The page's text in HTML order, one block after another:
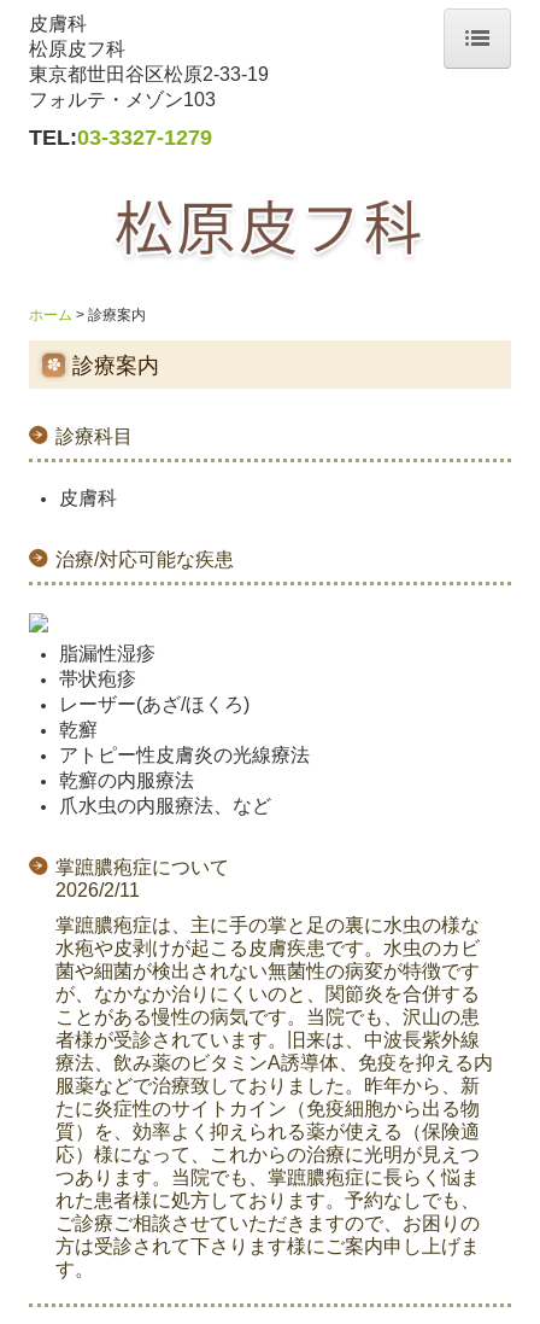
ホーム
医師紹介
交通案内
皮膚科
松原皮フ科
東京都世田谷区松原2-33-19
フォルテ・メゾン103
TEL:03-3327-1279
ホーム 診療案内
診療案内
診療科目
皮膚科
治療/対応可能な疾患
脂漏性湿疹
帯状疱疹
レーザー(あざ/ほくろ)
乾癬
アトピー性皮膚炎の光線療法
乾癬の内服療法
爪水虫の内服療法、など
掌蹠膿疱症について
2026/2/11
掌蹠膿疱症は、主に手の掌と足の裏に水虫の様な
水疱や皮剥けが起こる皮膚疾患です。 水虫のカビ
菌や細菌が検出されない無菌性の病変が特徴です
が、なかなか治りにくいのと、関節炎を合併する
ことがある慢性の病気です。 当院でも、沢山の患
者様が受診されています。旧来は、中波長紫外線
療法、飲み薬のビタミンA誘導体、免疫を抑える内
服薬などで治療致しておりました。昨年から、新
たに炎症性のサイトカイン（免疫細胞から出る物
質）を、効率よく抑えられる薬が使える（保険適
応）様になって、これからの治療に光明が見えつ
つあります。当院でも、掌蹠膿疱症に長らく悩ま
れた患者様に処方しております。予約なしでも、
ご診療ご相談させていただきますので、お困りの
方は受診されて下さります様にご案内申し上げま
す。